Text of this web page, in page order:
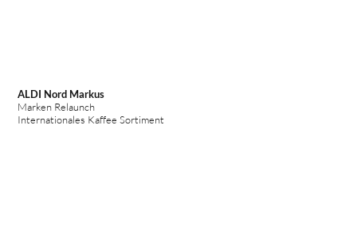
ALDI Nord Markus
Marken Relaunch
Internationales Kaffee Sortiment